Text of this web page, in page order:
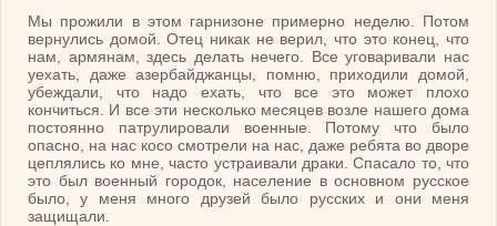
Мы прожили в этом гарнизоне примерно неделю. Потом
вернулись домой. Отец никак не верил, что это конец, что
нам, армянам, здесь делать нечего. Все уговаривали нас
уехать, даже азербайджанцы, помню, приходили домой,
убеждали, что надо ехать, что все это может плохо
кончиться. И все эти несколько месяцев возле нашего дома
постоянно патрулировали военные. Потому что было
опасно, на нас косо смотрели на нас, даже ребята во дворе
цеплялись ко мне, часто устраивали драки. Спасало то, что
это был военный городок, население в основном русское
было, у меня много друзей было русских и они меня
защищали.